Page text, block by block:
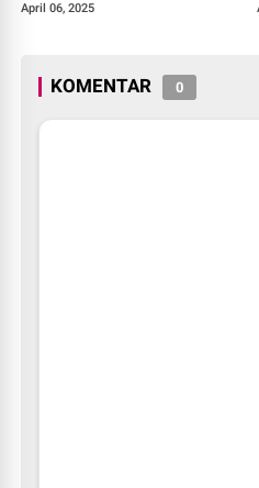
April 06, 2025
KOMENTAR 0